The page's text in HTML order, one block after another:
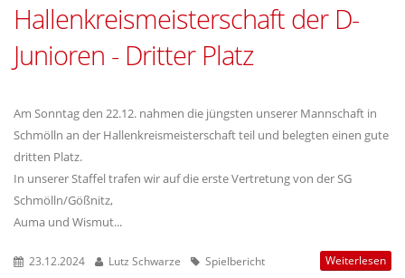
Hallenkreismeisterschaft der D-
Junioren - Dritter Platz
Am Sonntag den 22.12. nahmen die jüngsten unserer Mannschaft in
Schmölln an der Hallenkreismeisterschaft teil und belegten einen gute
dritten Platz.
In unserer Staffel trafen wir auf die erste Vertretung von der SG
Schmölln/Gößnitz,
Auma und Wismut...
23.12.2024 Lutz Schwarze Spielbericht Weiterlesen